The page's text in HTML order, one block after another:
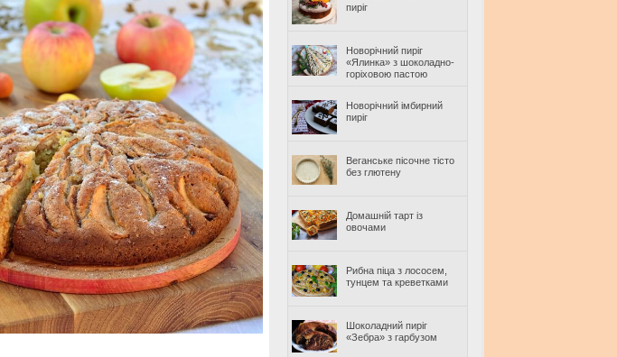
пиріг
Новорічний пиріг
«Ялинка» з шоколадно-
горіховою пастою
Новорічний імбирний
пиріг
Веганське пісочне тісто
без глютену
Домашній тарт із
овочами
Рибна піца з лососем,
тунцем та креветками
Шоколадний пиріг
«Зебра» з гарбузом